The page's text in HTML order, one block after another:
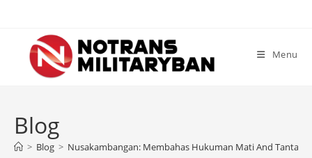
content
Menu
Blog
> Blog > Nusakambangan: Membahas Hukuman Mati And